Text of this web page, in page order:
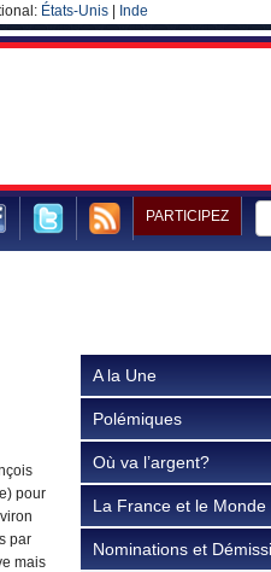
États-Unis Inde
PARTICIPEZ
pour
par
mais
A la Une
Polémiques
Où va l’argent?
La France et le Monde
Nominations et